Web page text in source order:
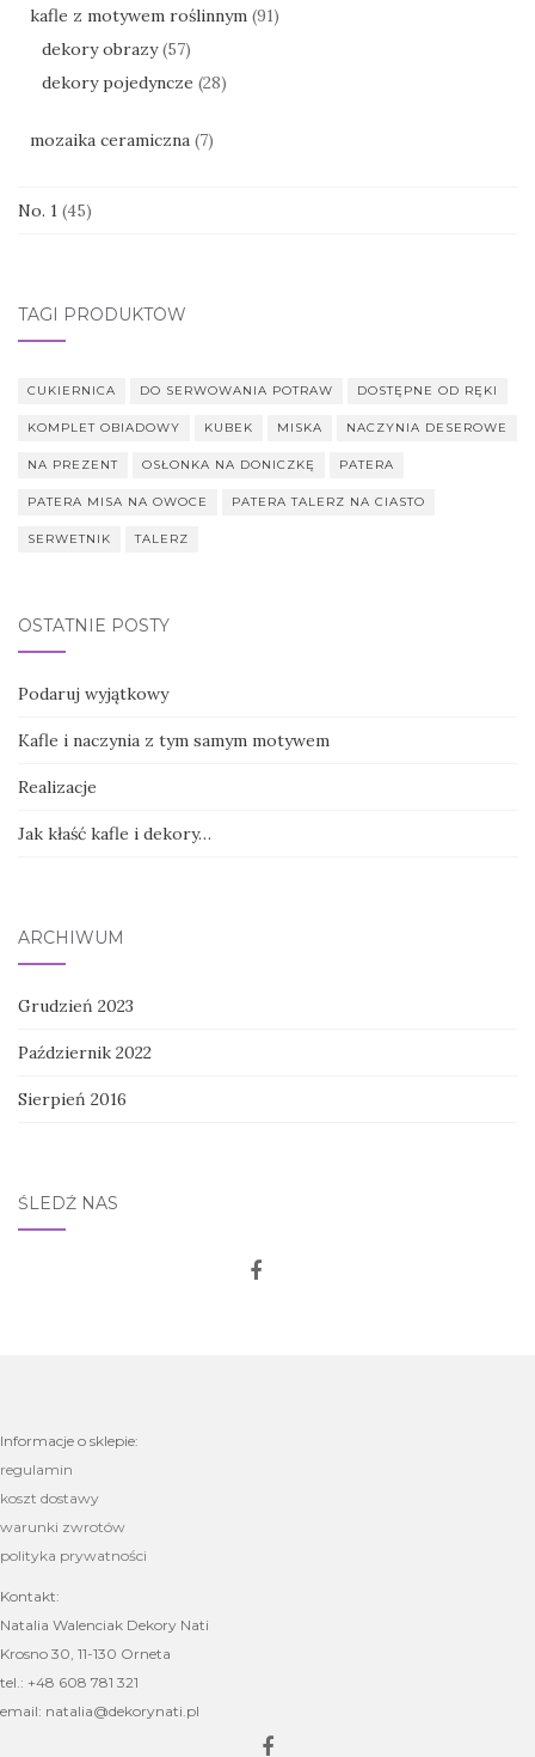
kafle z motywem roślinnym (91)
dekory obrazy (57)
dekory pojedyncze (28)
mozaika ceramiczna (7)
No. 1 (45)
TAGI PRODUKTÓW
CUKIERNICA DO SERWOWANIA POTRAW DOSTĘPNE OD RĘKI
KOMPLET OBIADOWY KUBEK MISKA NACZYNIA DESEROWE
NA PREZENT OSŁONKA NA DONICZKĘ PATERA
PATERA MISA NA OWOCE PATERA TALERZ NA CIASTO
SERWETNIK TALERZ
OSTATNIE POSTY
Podaruj wyjątkowy
Kafle i naczynia z tym samym motywem
Realizacje
Jak kłaść kafle i dekory…
ARCHIWUM
Grudzień 2023
Październik 2022
Sierpień 2016
ŚLEDŹ NAS
Informacje o sklepie:
regulamin
koszt dostawy
warunki zwrotów
polityka prywatności
Kontakt:
Natalia Walenciak Dekory Nati
Krosno 30, 11-130 Orneta
tel.: +48 608 781 321
email: natalia@dekorynati.pl